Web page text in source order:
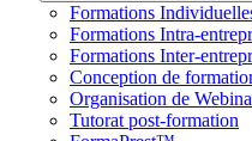
Formations
Formations Intra-
Formations Inter-
Conception de
Organisation de
Tutorat post-formation